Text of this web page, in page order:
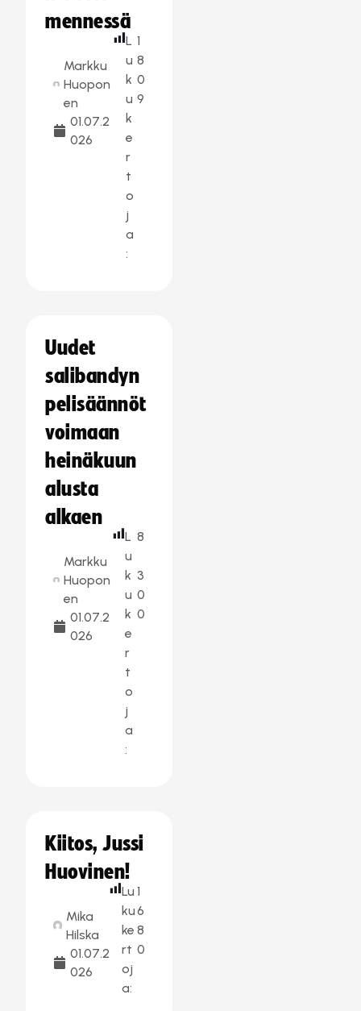
mennessä
Markku
Huopon
en
01.07.2
026
L
u
k
u
k
e
r
t
o
j
a
:
1
8
0
9
Uudet
salibandyn
pelisäännöt
voimaan
heinäkuun
alusta
alkaen
Markku
Huopon
en
01.07.2
026
L
u
k
u
k
e
r
t
o
j
a
:
8
3
0
0
Kiitos, Jussi
Huovinen!
Mika
Hilska
01.07.2
026
Lu
ku
ke
rt
oj
a:
1
6
8
0